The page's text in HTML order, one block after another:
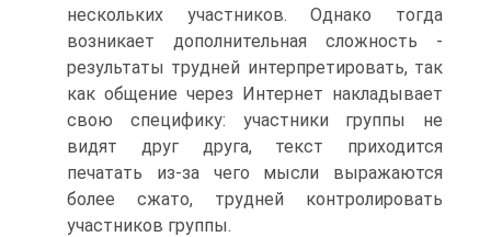
нескольких участников. Однако тогда
возникает дополнительная сложность -
результаты трудней интерпретировать, так
как общение через Интернет накладывает
свою специфику: участники группы не
видят друг друга, текст приходится
печатать из-за чего мысли выражаются
более сжато, трудней контролировать
участников группы.